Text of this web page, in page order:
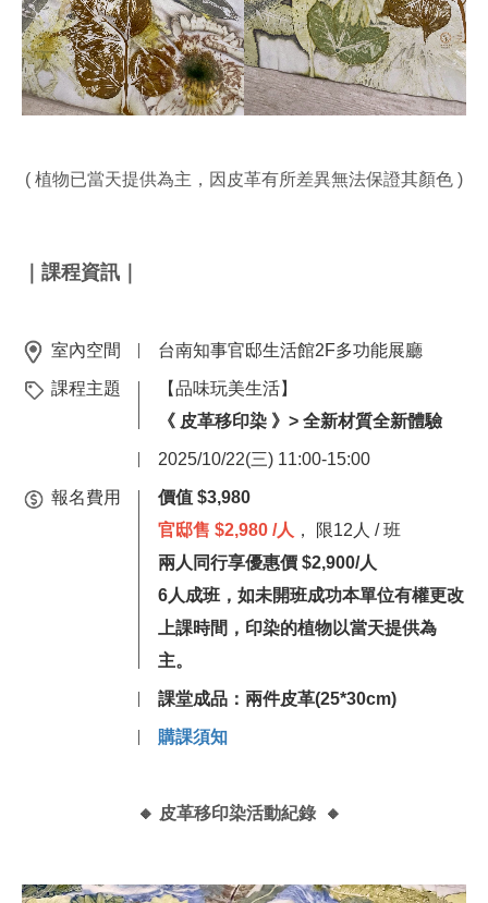
( 植物已當天提供為主，因皮革有所差異無法保證其顏色 )
｜課程資訊｜
室內空間 台南知事官邸生活館2F多功能展廳
課程主題
【品味玩美生活】
《 皮革移印染 》> 全新材質全新體驗
2025/10/22(三) 11:00-15:00
報名費用
價值 $3,980
官邸售 $2,980 /人 ， 限12人 / 班
兩人同行享優惠價 $2,900/人
6人成班，如未開班成功本單位有權更改
上課時間，印染的植物以當天提供為
主。
課堂成品：兩件皮革(25*30cm)
購課須知
🔸 皮革移印染活動紀錄 🔸